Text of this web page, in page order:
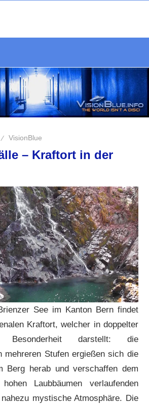
VisionBlue
– Kraftort in der
See im Kanton Bern findet
Kraftort, welcher in doppelter
Besonderheit darstellt: die
mehreren Stufen ergießen sich die
Berg herab und verschaffen dem
Laubbäumen verlaufenden
mystische Atmosphäre. Die